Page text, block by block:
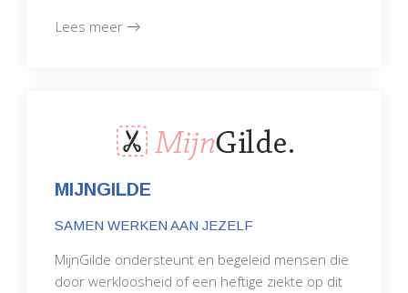
Lees meer
MIJNGILDE
SAMEN WERKEN AAN JEZELF
MijnGilde ondersteunt en begeleid mensen die
door werkloosheid of een heftige ziekte op dit